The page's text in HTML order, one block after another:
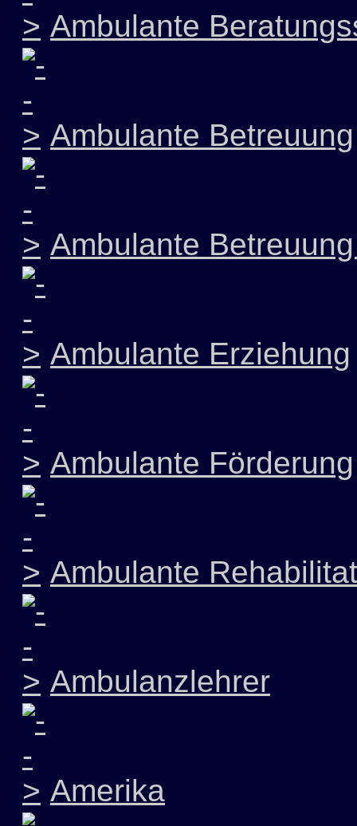
Ambulante
Ambulante Betreuung
Ambulante
Ambulante Erziehung
Ambulante Förderung
Ambulante
Ambulanzlehrer
Amerika